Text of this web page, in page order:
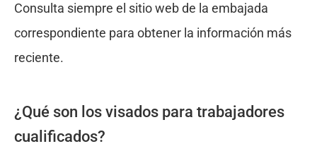
Consulta siempre el sitio web de la embajada
correspondiente para obtener la información más
reciente.
¿Qué son los visados para trabajadores
cualificados?